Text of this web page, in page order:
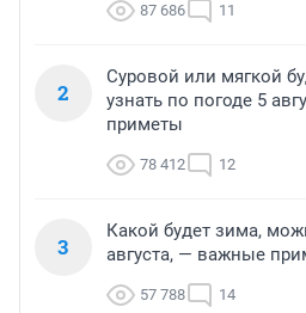
87 686 11
2
Суровой или мягкой
узнать по погоде 5
приметы
78 412 12
3
Какой будет зима,
августа, — важные
57 788 14